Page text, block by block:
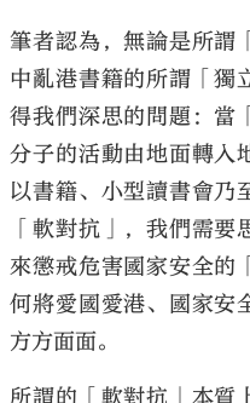
筆者認為，無論是所謂
中亂港書籍的所謂「獨
得我們深思的問題：當
分子的活動由地面轉入
以書籍、小型讀書會乃
「軟對抗」，我們需
來懲戒危害國家安全的
何將愛國愛港、國家安
方方面面。
所謂的「軟對抗」本質